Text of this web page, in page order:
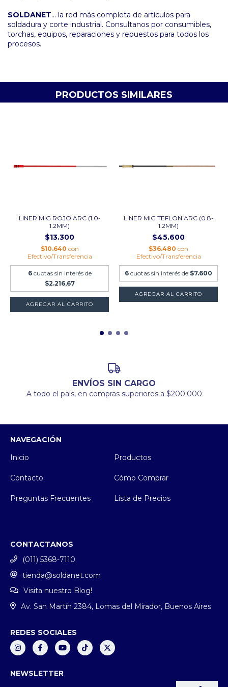
SOLDANET... la red más completa de artículos para
soldadura y corte industrial. Consultanos por consumibles,
torchas, equipos, reparaciones y repuestos para todos los
procesos.
PRODUCTOS SIMILARES
LINER MIG ROJO ARC (1.0-
1.2MM)
$13.300
$10.640 con
Efectivo/Transferencia
6 cuotas sin interés de
$2.216,67
LINER MIG TEFLON ARC (0.8-
1.2MM)
$45.600
$36.480 con
Efectivo/Transferencia
6 cuotas sin interés de $7.600
ENVÍOS SIN CARGO
A todo el país, en compras superiores a $200.000
NAVEGACIÓN
Inicio
Productos
Contacto Cómo Comprar
Preguntas Frecuentes Lista de Precios
CONTACTANOS
(011) 5368-7110
tienda@soldanet.com
Visita nuestro Blog!
Av. San Martín 2384, Lomas del Mirador, Buenos Aires
REDES SOCIALES
NEWSLETTER